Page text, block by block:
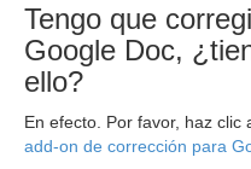
Tengo que
Google Doc,
ello?
En efecto. Por favor, haz
add-on de corrección para